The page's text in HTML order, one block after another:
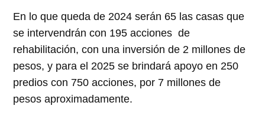
En lo que queda de 2024 serán 65 las casas que
se intervendrán con 195 acciones de
rehabilitación, con una inversión de 2 millones de
pesos, y para el 2025 se brindará apoyo en 250
predios con 750 acciones, por 7 millones de
pesos aproximadamente.